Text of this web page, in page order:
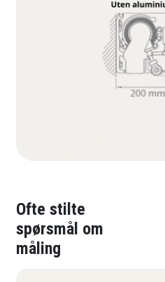
Ofte stilte
spørsmål om
måling